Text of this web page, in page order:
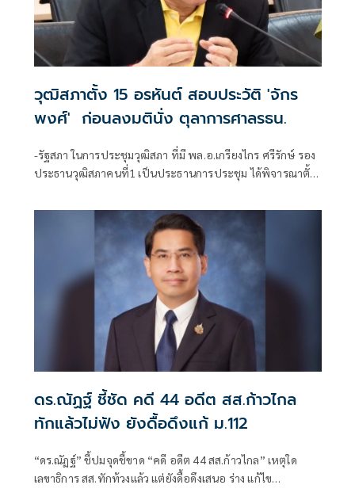
วุฒิสภาตั้ง 15 อรหันต์ สอบประวัติ 'จักร
พงศ์' ก่อนลงมตินั่ง ตุลาการศาลรธน.
-รัฐสภา ในการประชุมวุฒิสภา ที่มี พล.อ.เกรียงไกร ศรีรักษ์ รอง
ประธานวุฒิสภาคนที่1 เป็นประธานการประชุม ได้พิจารณาตั้ง
ดร.ณัฏฐ์ ชี้ชัด คดี 44 อดีต สส.ก้าวไกล
ทักแล้วไม่ฟัง ยังดื้อดึงแก้ ม.112
“ดร.ณัฏฐ์” ชี้ปมจุดชี้ขาด “คดี อดีต 44 สส.ก้าวไกล” เหตุใด
เลขาธิการ สส.ทักท้วงแล้ว แต่ยังดื้อดึงเสนอ ร่าง แก้ไข